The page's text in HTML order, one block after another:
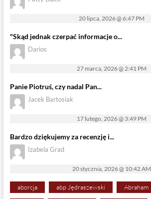
20 lipca, 2026 @ 6:47 PM
"Skąd jednak czerpać informacje o...
Darios
27 marca, 2026 @ 2:41 PM
Panie Piotruś, czy nadal Pan...
Jacek Bartosiak
17 lutego, 2026 @ 3:49 PM
Bardzo dziękujemy za recenzję i...
Izabela Grad
20 stycznia, 2026 @ 10:42 AM
aborcja abp Jędraszewski Abraham